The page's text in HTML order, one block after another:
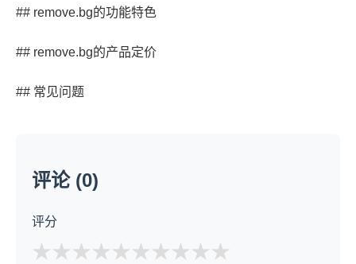
## remove.bg的功能特色
## remove.bg的产品定价
## 常见问题
评论 (0)
评分
★ ★ ★ ★ ★